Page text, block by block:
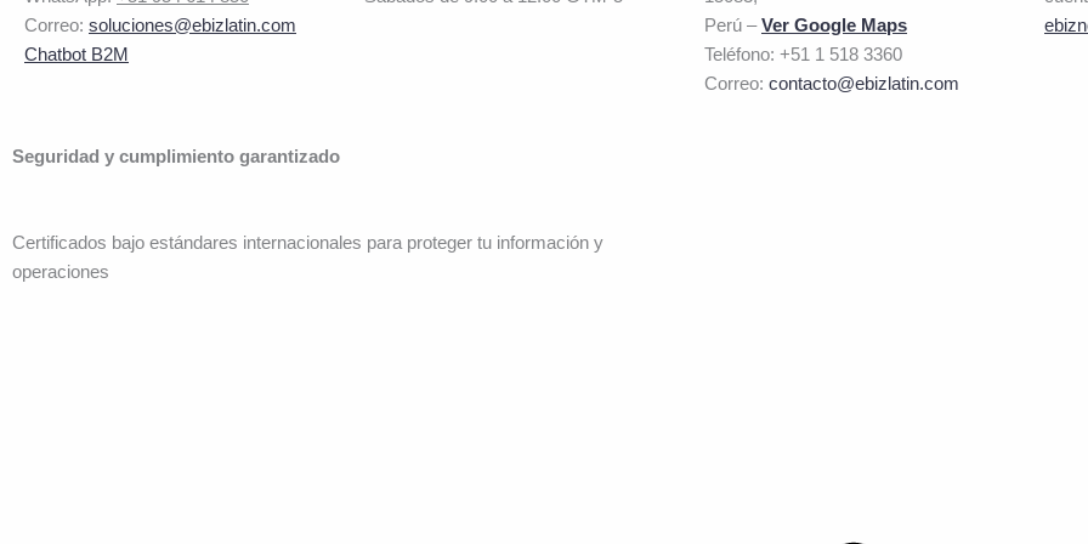
Correo: soluciones@ebizlatin.com
Chatbot B2M
Perú –Ver Google Maps
Teléfono: +51 1 518 3360
Correo: contacto@ebizlatin.com
Seguridad y cumplimiento garantizado
Certificados bajo estándares internacionales para proteger tu información y
operaciones